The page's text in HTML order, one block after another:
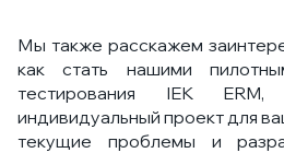
Мы также расскажем
как стать нашими
тестирования IEK
индивидуальный проект для
текущие проблемы и